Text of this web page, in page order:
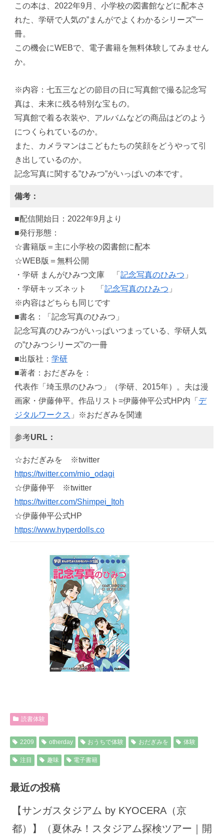
この本は、2022年9月、小学校の図書館などに配本さ
れた、学研で人気の”まんがでよくわかるシリーズ”一
冊。
この機会にWEBで、電子書籍を無料体験してみません
か。
※内容：七五三などの節目の日に写真館で撮る記念写
真は、未来に残る特別な宝もの。
写真館で着る衣装や、アルバムなどの商品はどのよう
につくられているのか。
また、カメラマンはこどもたちの笑顔をどうやって引
き出しているのか。
記念写真に関する”ひみつ”がいっぱいの本です。
備考：
■配信開始日：2022年9月より
■発行形態：
☆書籍版＝主に小学校の図書館に配本
☆WEB版＝無料公開
・学研 まんがひみつ文庫 「 記念写真のひみつ 」
・学研キッズネット 「 記念写真のひみつ 」
※内容はどちらも同じです
■書名：「記念写真のひみつ」
記念写真のひみつがいっぱいつまっている、学研人気
の”ひみつシリーズ”の一冊
■出版社： 学研
■著者：おだぎみを：
代表作「埼玉県のひみつ」（学研、2015年）。夫は漫
画家・伊藤伸平。作品リスト=伊藤伸平公式HP内「 デ
ジタルワークス 」※おだぎみを関連
参考URL：
☆おだぎみを ※twitter
https://twitter.com/mio_odagi
☆伊藤伸平 ※twitter
https://twitter.com/Shimpei_Itoh
☆伊藤伸平公式HP
https://www.hyperdolls.co
読書体験
2209 otherday おうちで体験 おだぎみを 体験
注目 趣味 電子書籍
最近の投稿
【サンガスタジアム by KYOCERA（京
都）】（夏休み！スタジアム探検ツアー｜開